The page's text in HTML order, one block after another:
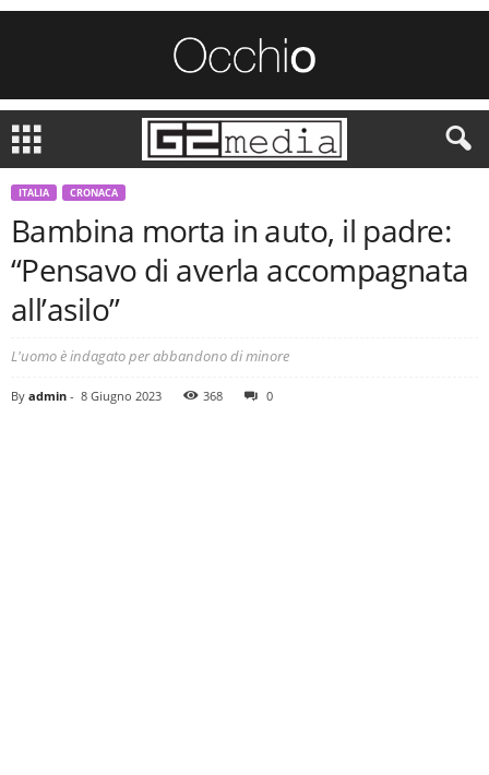
ITALIA CRONACA
Bambina morta in auto, il padre:
“Pensavo di averla accompagnata
all’asilo”
L'uomo è indagato per abbandono di minore
By admin - 8 Giugno 2023 368 0